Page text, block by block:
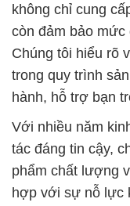
không chỉ cung
còn đảm bảo mức
Chúng tôi hiểu rõ
trong quy trình
hành, hỗ trợ bạn
Với nhiều năm
tác đáng tin cậy,
phẩm chất lượng
hợp với sự nỗ lực